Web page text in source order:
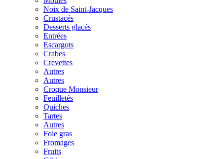
Noix de Saint-Jacques
Crustacés
Desserts glacés
Entrées
Escargots
Crabes
Crevettes
Autres
Autres
Croque Monsieur
Feuilletés
Quiches
Tartes
Autres
Foie gras
Fromages
Fruits